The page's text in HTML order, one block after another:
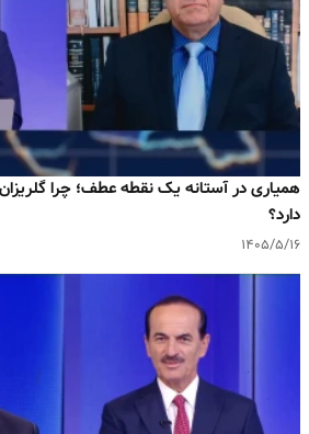
همیاری در آستانه یک نقطه عطف؛ چرا
دارد؟
۱۴۰۵/۵/۱۶